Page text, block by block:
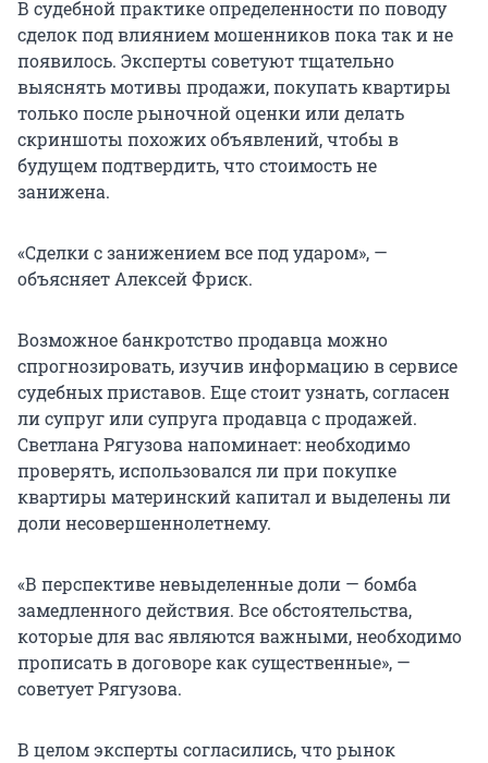
В судебной практике определенности по поводу
сделок под влиянием мошенников пока так и не
появилось. Эксперты советуют тщательно
выяснять мотивы продажи, покупать квартиры
только после рыночной оценки или делать
скриншоты похожих объявлений, чтобы в
будущем подтвердить, что стоимость не
занижена.
«Сделки с занижением все под ударом», —
объясняет Алексей Фриск.
Возможное банкротство продавца можно
спрогнозировать, изучив информацию в сервисе
судебных приставов. Еще стоит узнать, согласен
ли супруг или супруга продавца с продажей.
Светлана Рягузова напоминает: необходимо
проверять, использовался ли при покупке
квартиры материнский капитал и выделены ли
доли несовершеннолетнему.
«В перспективе невыделенные доли — бомба
замедленного действия. Все обстоятельства,
которые для вас являются важными, необходимо
прописать в договоре как существенные», —
советует Рягузова.
В целом эксперты согласились, что рынок